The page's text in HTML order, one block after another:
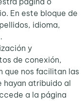
En este bloque de
idioma,
y
de conexión,
que nos facilitan las
hayan atribuido al
a la página